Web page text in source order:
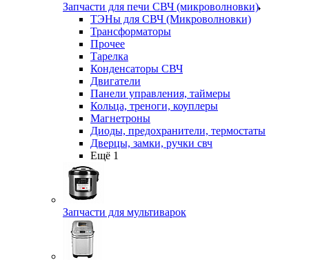
Запчасти для печи СВЧ (микроволновки)
ТЭНы для СВЧ (Микроволновки)
Трансформаторы
Прочее
Тарелка
Конденсаторы СВЧ
Двигатели
Панели управления, таймеры
Кольца, треноги, коуплеры
Магнетроны
Диоды, предохранители, термостаты
Дверцы, замки, ручки свч
Ещё 1
Запчасти для мультиварок